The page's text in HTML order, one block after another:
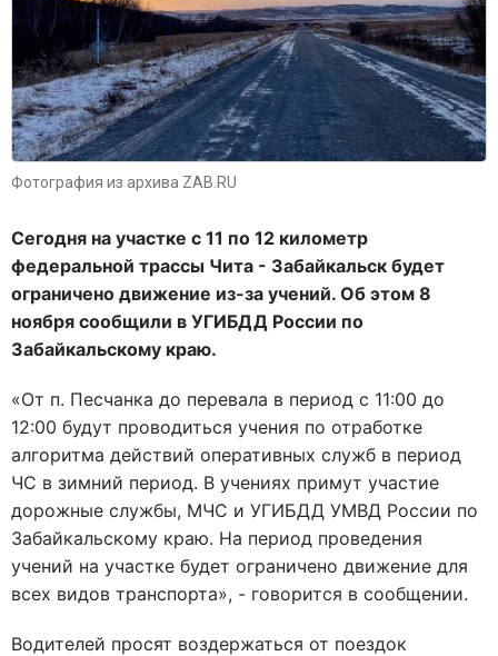
Фотография из архива ZAB.RU
Сегодня на участке с 11 по 12 километр
федеральной трассы Чита - Забайкальск будет
ограничено движение из-за учений. Об этом 8
ноября сообщили в УГИБДД России по
Забайкальскому краю.
«От п. Песчанка до перевала в период с 11:00 до
12:00 будут проводиться учения по отработке
алгоритма действий оперативных служб в период
ЧС в зимний период. В учениях примут участие
дорожные службы, МЧС и УГИБДД УМВД России по
Забайкальскому краю. На период проведения
учений на участке будет ограничено движение для
всех видов транспорта», - говорится в сообщении.
Водителей просят воздержаться от поездок